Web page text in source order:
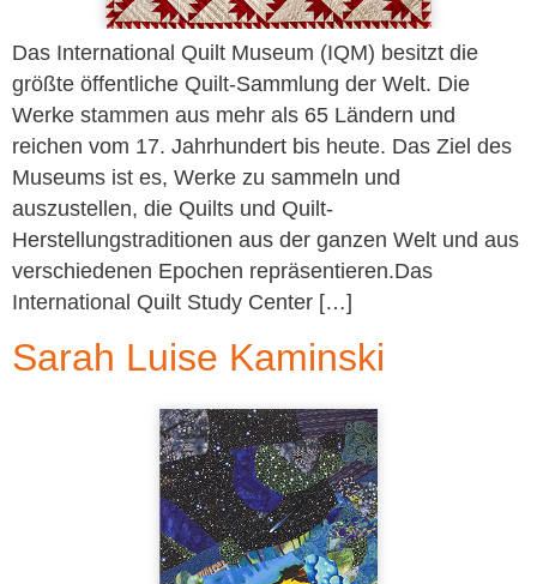
Das International Quilt Museum (IQM) besitzt die
größte öffentliche Quilt-Sammlung der Welt. Die
Werke stammen aus mehr als 65 Ländern und
reichen vom 17. Jahrhundert bis heute. Das Ziel des
Museums ist es, Werke zu sammeln und
auszustellen, die Quilts und Quilt-
Herstellungstraditionen aus der ganzen Welt und aus
verschiedenen Epochen repräsentieren.Das
International Quilt Study Center […]
Sarah Luise Kaminski